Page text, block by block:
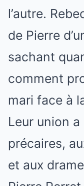
l’autre.
de Pierre
sachant
comment
mari face à
Leur union
précaires,
et aux